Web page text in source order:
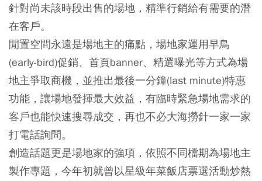
針對尚未該時段出售的場地，精準行銷給有需要的潛
在客戶。
閒置空間永遠是場地主的痛點，場地家運用早鳥
(early-bird)促銷、首頁banner、精選曝光等方式為場
地主爭取商機，並推出最後一分鐘(last minute)特惠
功能，讓場地發揮最大效益，有臨時緊急場地需求的
客戶也能快速搜尋成交，再也不必大海撈針一家一家
打電話詢問。
創造話題更是場地家的強項，依照不同檔期為場地主
製作專題，今年初就曾以星級年菜飯店票選活動炒熱